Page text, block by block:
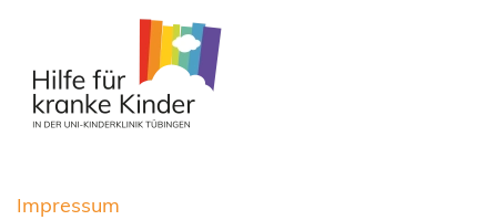
Impressum